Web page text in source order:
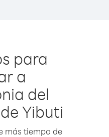
para
a
del
Yibuti
más tiempo de